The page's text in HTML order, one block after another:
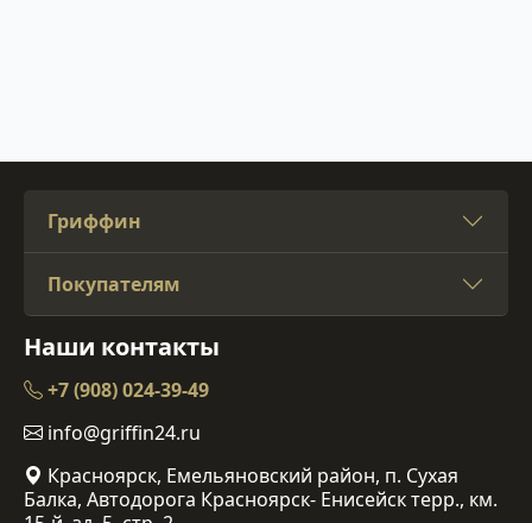
Гриффин
Покупателям
Наши контакты
+7 (908) 024-39-49
info@griffin24.ru
Красноярск, Емельяновский район, п. Сухая
Балка, Автодорога Красноярск- Енисейск терр., км.